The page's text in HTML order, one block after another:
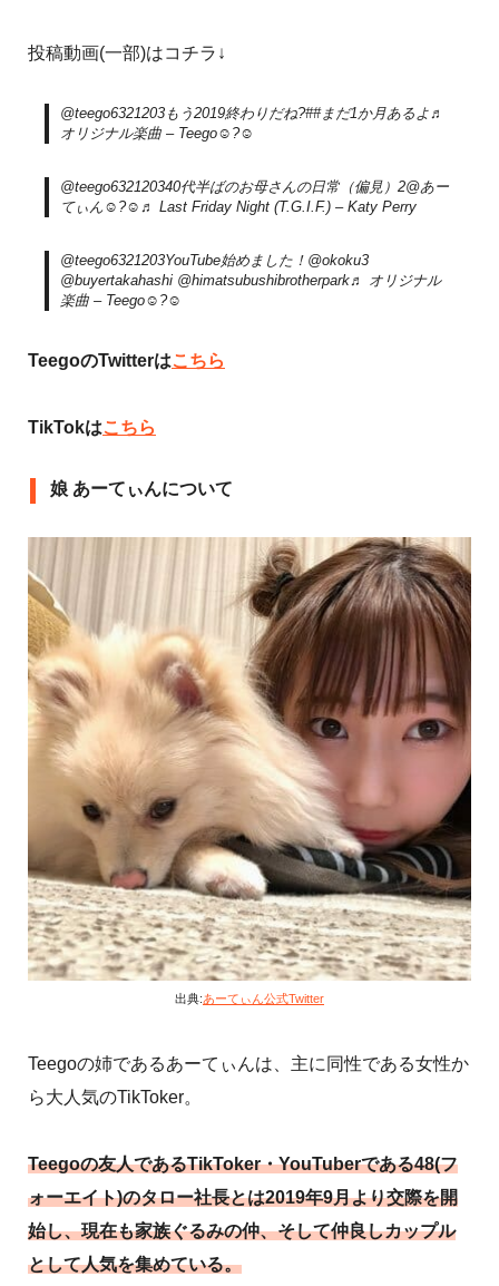
投稿動画(一部)はコチラ↓
@teego6321203 もう2019終わりだね?##まだ1か月あるよ ♬
オリジナル楽曲 – Teego☺︎?☺︎
@teego632120340代半ばのお母さんの日常（偏見）2@あー
てぃん︎︎☺︎?☺︎ ♬ Last Friday Night (T.G.I.F.) – Katy Perry
@teego6321203YouTube始めました！@okoku3
@buyertakahashi @himatsubushibrotherpark♬ オリジナル
楽曲 – Teego☺︎?☺︎
TeegoのTwitterはこちら
TikTokはこちら
娘 あーてぃんについて
出典:あーてぃん公式Twitter
Teegoの姉であるあーてぃんは、主に同性である女性か
ら大人気のTikToker。
Teegoの友人であるTikToker・YouTuberである48(フ
ォーエイト)のタロー社長とは2019年9月より交際を開
始し、現在も家族ぐるみの仲、そして仲良しカップル
として人気を集めている。